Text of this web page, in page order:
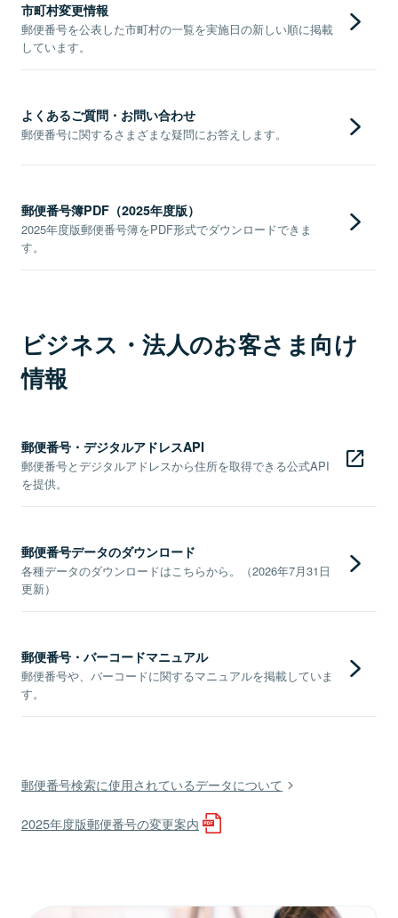
市町村変更情報
郵便番号を公表した市町村の一覧を実施日の新しい順に掲載
しています。
よくあるご質問・お問い合わせ
郵便番号に関するさまざまな疑問にお答えします。
郵便番号簿PDF（2025年度版）
2025年度版郵便番号簿をPDF形式でダウンロードできま
す。
ビジネス・法人のお客さま向け
情報
郵便番号・デジタルアドレスAPI
郵便番号とデジタルアドレスから住所を取得できる公式API
を提供。
郵便番号データのダウンロード
各種データのダウンロードはこちらから。（2026年7月31日
更新）
郵便番号・バーコードマニュアル
郵便番号や、バーコードに関するマニュアルを掲載していま
す。
郵便番号検索に使用されているデータについて
2025年度版郵便番号の変更案内